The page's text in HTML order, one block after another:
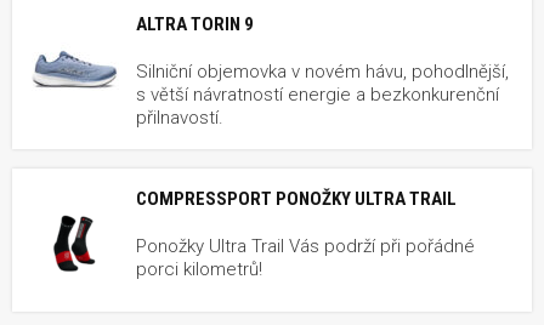
ALTRA TORIN 9
Silniční objemovka v novém hávu, pohodlnější,
s větší návratností energie a bezkonkurenční
přilnavostí.
COMPRESSPORT PONOŽKY ULTRA TRAIL
Ponožky Ultra Trail Vás podrží při pořádné
porci kilometrů!